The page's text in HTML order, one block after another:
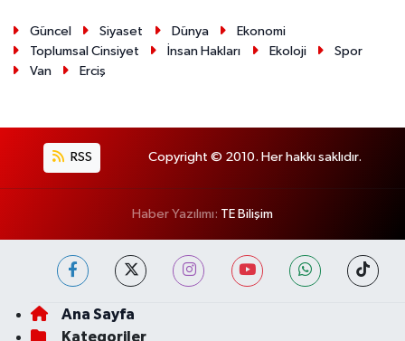
Güncel Siyaset Dünya
Ekonomi
Toplumsal Cinsiyet
İnsan Hakları Ekoloji
Spor
Van
Erciş
RSS Copyright © 2010. Her hakkı saklıdır.
Haber Yazılımı: TE Bilişim
Ana Sayfa
Kategoriler